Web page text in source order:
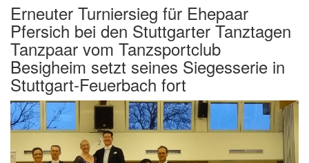
Erneuter Turniersieg für Ehepaar
Pfersich bei den Stuttgarter Tanztagen
Tanzpaar vom Tanzsportclub
Besigheim setzt seines Siegesserie in
Stuttgart-Feuerbach fort